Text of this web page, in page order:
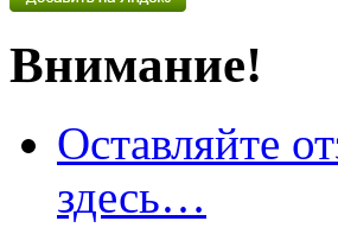
Внимание!
Оставляйте
здесь…